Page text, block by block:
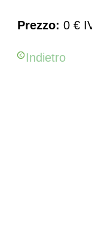
Prezzo: 0 €
Indietro